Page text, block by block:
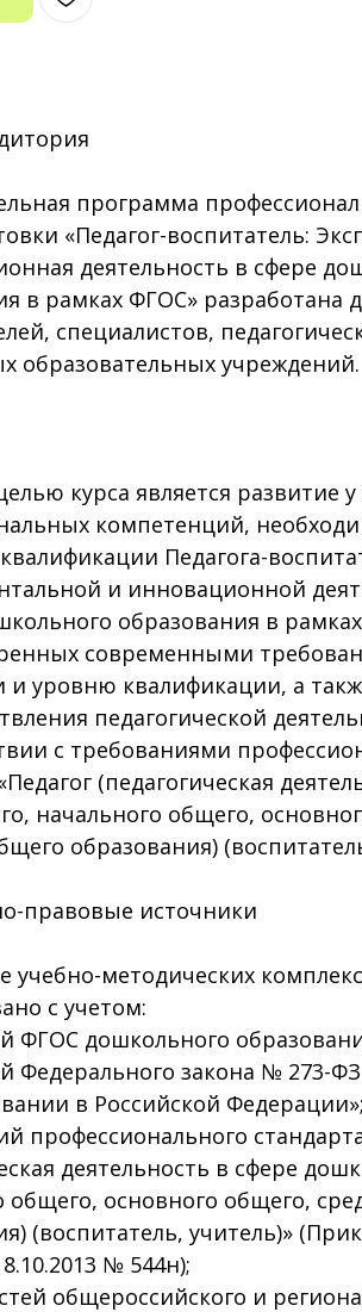
программа
«Педагог-воспитатель:
деятельность в сфере
в рамках ФГОС» разработана
специалистов,
образовательных учреждений.
курса является развитие
компетенций,
Педагога-
и инновационной
образования в
современными
и уровню квалификации, а
педагогической
с требованиями
(педагогическая
начального общего,
образования)
правовые источники
учебно-методических
с учетом:
ФГОС дошкольного
Федерального закона № 273-ФЗ
в Российской Федерации»;
профессионального
деятельность в сфере
общего, основного общего,
(воспитатель, учитель)»
№ 544н);
общероссийского и